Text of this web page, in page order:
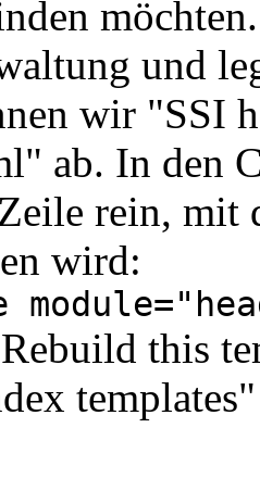
und
wir "SSI
ab. In den
rein, mit
wird:
this